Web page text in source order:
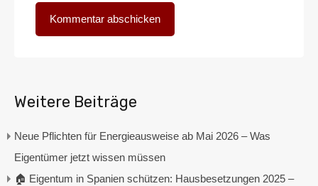
Weitere Beiträge
Neue Pflichten für Energieausweise ab Mai 2026 – Was
Eigentümer jetzt wissen müssen
🏠 Eigentum in Spanien schützen: Hausbesetzungen 2025 –